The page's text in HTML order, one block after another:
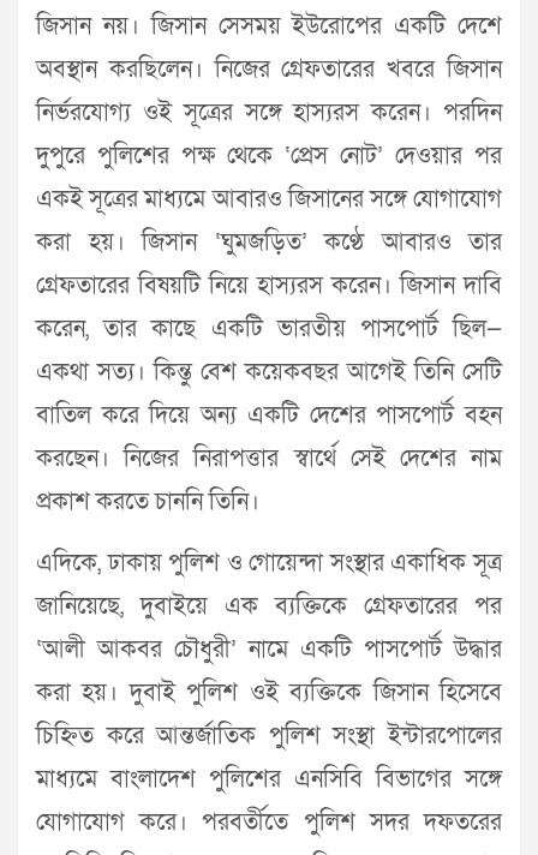
জিসান নয়। জিসান সেসময় ইউরোপের একটি দেশে
অবস্থান করছিলেন। নিজের গ্রেফতারের খবরে জিসান
নির্ভরযোগ্য ওই সূত্রের সঙ্গে হাস্যরস করেন। পরদিন
দুপুরে পুলিশের পক্ষ থেকে ‘প্রেস নোট’ দেওয়ার পর
একই সূত্রের মাধ্যমে আবারও জিসানের সঙ্গে যোগাযোগ
করা হয়। জিসান ‘ঘুমজড়িত’ কণ্ঠে আবারও তার
গ্রেফতারের বিষয়টি নিয়ে হাস্যরস করেন। জিসান দাবি
করেন, তার কাছে একটি ভারতীয় পাসপোর্ট ছিল—
একথা সত্য। কিন্তু বেশ কয়েকবছর আগেই তিনি সেটি
বাতিল করে দিয়ে অন্য একটি দেশের পাসপোর্ট বহন
করছেন। নিজের নিরাপত্তার স্বার্থে সেই দেশের নাম
প্রকাশ করতে চাননি তিনি।
এদিকে, ঢাকায় পুলিশ ও গোয়েন্দা সংস্থার একাধিক সূত্র
জানিয়েছে, দুবাইয়ে এক ব্যক্তিকে গ্রেফতারের পর
‘আলী আকবর চৌধুরী’ নামে একটি পাসপোর্ট উদ্ধার
করা হয়। দুবাই পুলিশ ওই ব্যক্তিকে জিসান হিসেবে
চিহ্নিত করে আন্তর্জাতিক পুলিশ সংস্থা ইন্টারপোলের
মাধ্যমে বাংলাদেশ পুলিশের এনসিবি বিভাগের সঙ্গে
যোগাযোগ করে। পরবর্তীতে পুলিশ সদর দফতরের